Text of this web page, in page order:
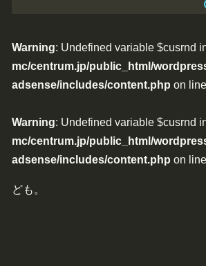
Warning: Undefined variable $cusrnd
mc/centrum.jp/public_html/
adsense/includes/content.php on line
Warning: Undefined variable $cusrnd
mc/centrum.jp/public_html/
adsense/includes/content.php on line
ども。